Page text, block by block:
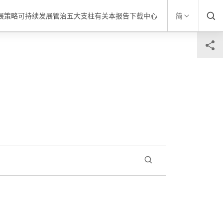
策略可持续发展管治五大支柱有关本报告下载中心 简